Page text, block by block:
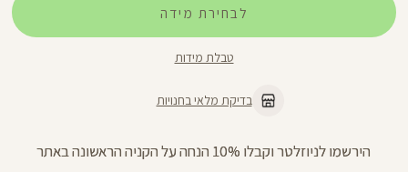
הוספה לסל
לבחירת מידה
טבלת מידות
בדיקת מלאי בחנויות
הירשמו לניוזלטר וקבלו 10% הנחה על הקניה הראשונה באתר